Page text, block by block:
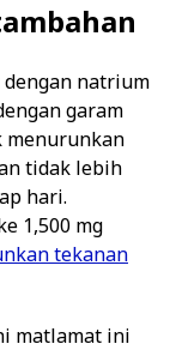
natrium
garam
menurunkan
tidak lebih
hari.
1,500 mg
tekanan
matlamat ini